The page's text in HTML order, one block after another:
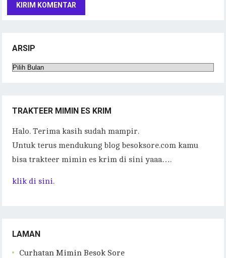
ARSIP
Arsip
TRAKTEER MIMIN ES KRIM
Halo. Terima kasih sudah mampir.
Untuk terus mendukung blog besoksore.com kamu
bisa trakteer mimin es krim di sini yaaa….
klik di sini.
LAMAN
Curhatan Mimin Besok Sore